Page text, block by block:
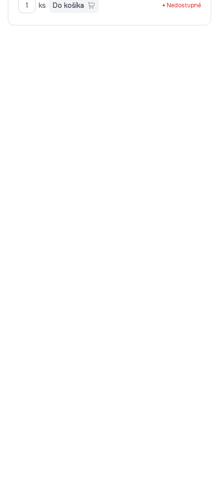
ks Do košíka Nedostupné